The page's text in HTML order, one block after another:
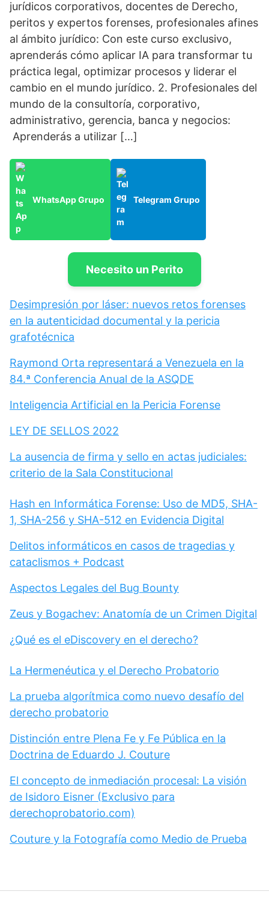
jurídicos corporativos, docentes de Derecho,
peritos y expertos forenses, profesionales afines
al ámbito jurídico: Con este curso exclusivo,
aprenderás cómo aplicar IA para transformar tu
práctica legal, optimizar procesos y liderar el
cambio en el mundo jurídico. 2. Profesionales del
mundo de la consultoría, corporativo,
administrativo, gerencia, banca y negocios:
Aprenderás a utilizar […]
WhatsApp Grupo Telegram Grupo
Necesito un Perito
Desimpresión por láser: nuevos retos forenses
en la autenticidad documental y la pericia
grafotécnica
Raymond Orta representará a Venezuela en la
84.ª Conferencia Anual de la ASQDE
Inteligencia Artificial en la Pericia Forense
LEY DE SELLOS 2022
La ausencia de firma y sello en actas judiciales:
criterio de la Sala Constitucional
Hash en Informática Forense: Uso de MD5, SHA-
1, SHA-256 y SHA-512 en Evidencia Digital
Delitos informáticos en casos de tragedias y
cataclismos + Podcast
Aspectos Legales del Bug Bounty
Zeus y Bogachev: Anatomía de un Crimen Digital
¿Qué es el eDiscovery en el derecho?
La Hermenéutica y el Derecho Probatorio
La prueba algorítmica como nuevo desafío del
derecho probatorio
Distinción entre Plena Fe y Fe Pública en la
Doctrina de Eduardo J. Couture
El concepto de inmediación procesal: La visión
de Isidoro Eisner (Exclusivo para
derechoprobatorio.com)
Couture y la Fotografía como Medio de Prueba